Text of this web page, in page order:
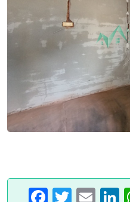
Facebook
TwitterEmail